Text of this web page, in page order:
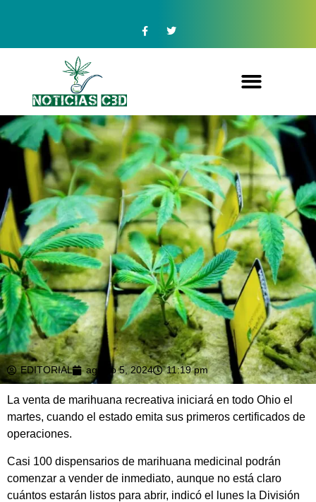
EDITORIAL agosto 5, 2024 11:19 pm
La venta de marihuana recreativa iniciará en todo Ohio el
martes, cuando el estado emita sus primeros certificados de
operaciones.
Casi 100 dispensarios de marihuana medicinal podrán
comenzar a vender de inmediato, aunque no está claro
cuántos estarán listos para abrir, indicó el lunes la División